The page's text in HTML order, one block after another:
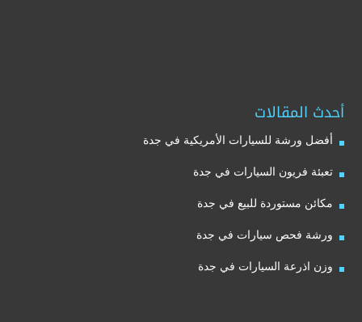
أحدث المقالات
أفضل ورشة للسيارات الأمريكية في جدة
تعبئة فريون السيارات في جدة
مكائن مستوردة للبيع في جدة
ورشة فحص سيارات في جدة
وزن اذرعة السيارات في جدة